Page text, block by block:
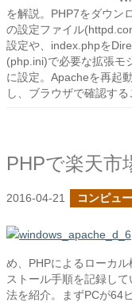
を解説。PHP7をダウン
の設定ファイル
設定や、index.phpを
(php.ini)で必要な拡張モ
に設定。Apacheを再起
し、ブラウザで確認す
2016-04-21 コンピュ
め、PHPによるローカ
ストール手順を記録し
法を紹介。まずPCが64